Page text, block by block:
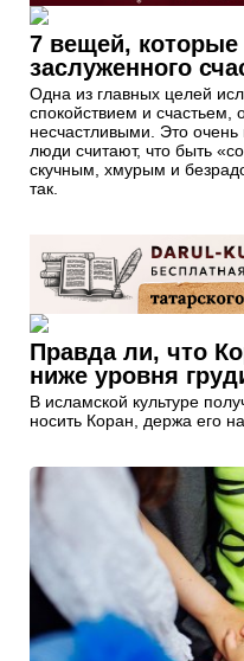
7 вещей,
заслуженного
Одна из главных целей
спокойствием и счастьем,
несчастливыми. Это очень
люди считают, что быть
скучным, хмурым и
так.
Правда ли, что
ниже уровня
В исламской культуре
носить Коран, держа его на